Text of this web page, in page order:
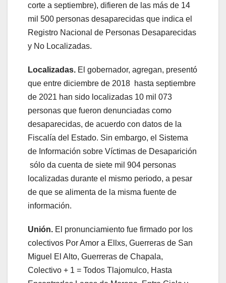
corte a septiembre), difieren de las más de 14
mil 500 personas desaparecidas que indica el
Registro Nacional de Personas Desaparecidas
y No Localizadas.
Localizadas. El gobernador, agregan, presentó
que entre diciembre de 2018 hasta septiembre
de 2021 han sido localizadas 10 mil 073
personas que fueron denunciadas como
desaparecidas, de acuerdo con datos de la
Fiscalía del Estado. Sin embargo, el Sistema
de Información sobre Víctimas de Desaparición
sólo da cuenta de siete mil 904 personas
localizadas durante el mismo periodo, a pesar
de que se alimenta de la misma fuente de
información.
Unión. El pronunciamiento fue firmado por los
colectivos Por Amor a Ellxs, Guerreras de San
Miguel El Alto, Guerreras de Chapala,
Colectivo + 1 = Todos Tlajomulco, Hasta